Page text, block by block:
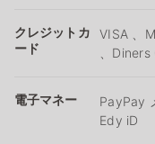
クレジットカ
ード
VISA 、
、
電子マネー
PayPay
Edy iD